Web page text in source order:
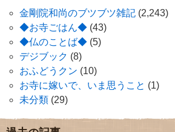
金剛院和尚のブツブツ雑記 (2,243)
◆お寺ごはん◆ (43)
◆仏のことば◆ (5)
デジブック (8)
おふどうクン (10)
お寺に嫁いで、いま思うこと (1)
未分類 (29)